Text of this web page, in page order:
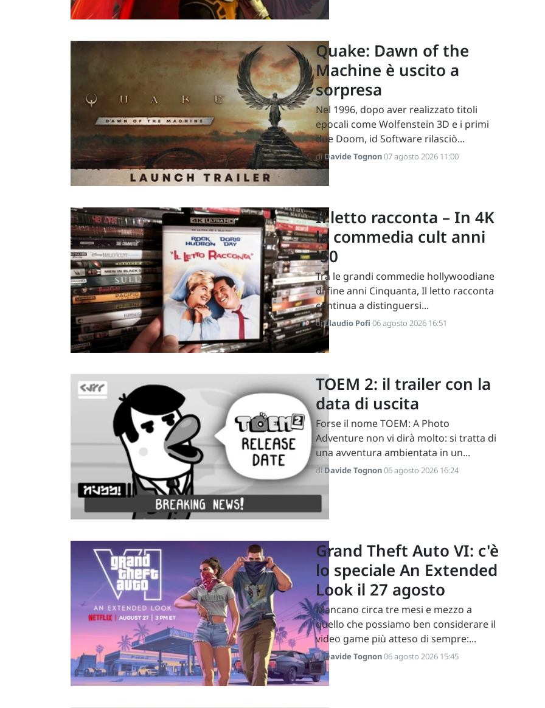
Quake: Dawn of the
Machine è uscito a
sorpresa
Nel 1996, dopo aver realizzato titoli
epocali come Wolfenstein 3D e i primi
due Doom, id Software rilasciò...
diDavide Tognon07 agosto 2026 11:00
Il letto racconta – In 4K
la commedia cult anni
'50
Tra le grandi commedie hollywoodiane
di fine anni Cinquanta, Il letto racconta
continua a distinguersi...
diClaudio Pofi 06 agosto 2026 16:51
TOEM 2: il trailer con la
data di uscita
Forse il nome TOEM: A Photo
Adventure non vi dirà molto: si tratta di
una avventura ambientata in un...
di Davide Tognon06 agosto 2026 16:24
Grand Theft Auto VI: c'è
lo speciale An Extended
Look il 27 agosto
Mancano circa tre mesi e mezzo a
quello che possiamo ben considerare il
video game più atteso di sempre:...
diDavide Tognon06 agosto 2026 15:45